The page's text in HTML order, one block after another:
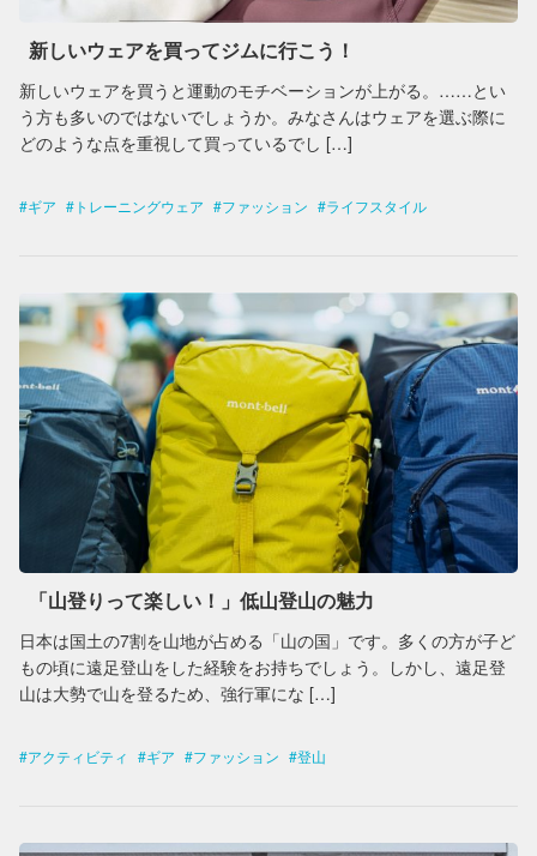
新しいウェアを買ってジムに行こう！
新しいウェアを買うと運動のモチベーションが上がる。……とい
う方も多いのではないでしょうか。みなさんはウェアを選ぶ際に
どのような点を重視して買っているでし […]
ギア トレーニングウェア ファッション ライフスタイル
「山登りって楽しい！」低山登山の魅力
日本は国土の7割を山地が占める「山の国」です。多くの方が子ど
もの頃に遠足登山をした経験をお持ちでしょう。しかし、遠足登
山は大勢で山を登るため、強行軍にな […]
アクティビティ ギア ファッション 登山